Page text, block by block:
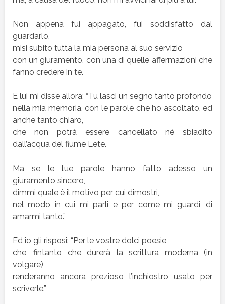
Non appena fui appagato, fui soddisfatto dal
guardarlo,
misi subito tutta la mia persona al suo servizio
con un giuramento, con una di quelle affermazioni che
fanno credere in te.
E lui mi disse allora: “Tu lasci un segno tanto profondo
nella mia memoria, con le parole che ho ascoltato, ed
anche tanto chiaro,
che non potrà essere cancellato né sbiadito
dall’acqua del fiume Lete.
Ma se le tue parole hanno fatto adesso un
giuramento sincero,
dimmi quale è il motivo per cui dimostri,
nel modo in cui mi parli e per come mi guardi, di
amarmi tanto.”
Ed io gli risposi: “Per le vostre dolci poesie,
che, fintanto che durerà la scrittura moderna (in
volgare),
renderanno ancora prezioso l’inchiostro usato per
scriverle.”